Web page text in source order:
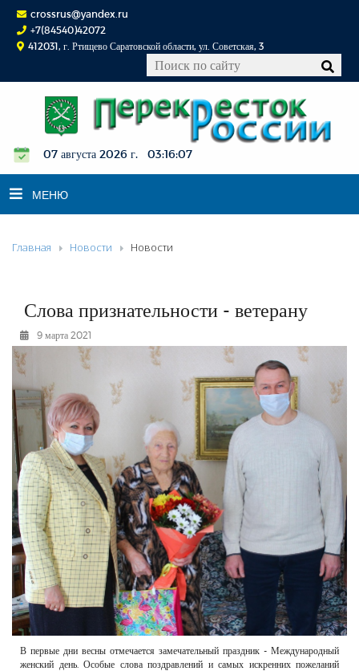
crossrus@yandex.ru
+7(84540)42072
412031, г. Ртищево Саратовской области, ул. Советская, 3
07 августа 2026 г. 03:16:08
МЕНЮ
НОВОСТИ
К СВЕДЕНИЮ
ФОТОРЕПОРТАЖИ
РЕКЛАМОДАТЕЛЯМ
ОБЪЯВЛЕНИЯ
КОНТАКТЫ
Главная Новости Новости
Слова признательности - ветерану
9 марта 2021
В первые дни весны отмечается замечательный праздник - Международный
женский день. Особые слова поздравлений и самых искренних пожеланий